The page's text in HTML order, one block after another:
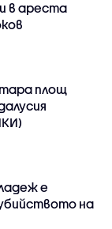
в ареста
площ
е
на